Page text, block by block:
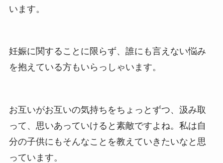
います。
妊娠に関することに限らず、誰にも言えない悩み
を抱えている方もいらっしゃいます。
お互いがお互いの気持ちをちょっとずつ、汲み取
って、思いあっていけると素敵ですよね。私は自
分の子供にもそんなことを教えていきたいなと思
っています。